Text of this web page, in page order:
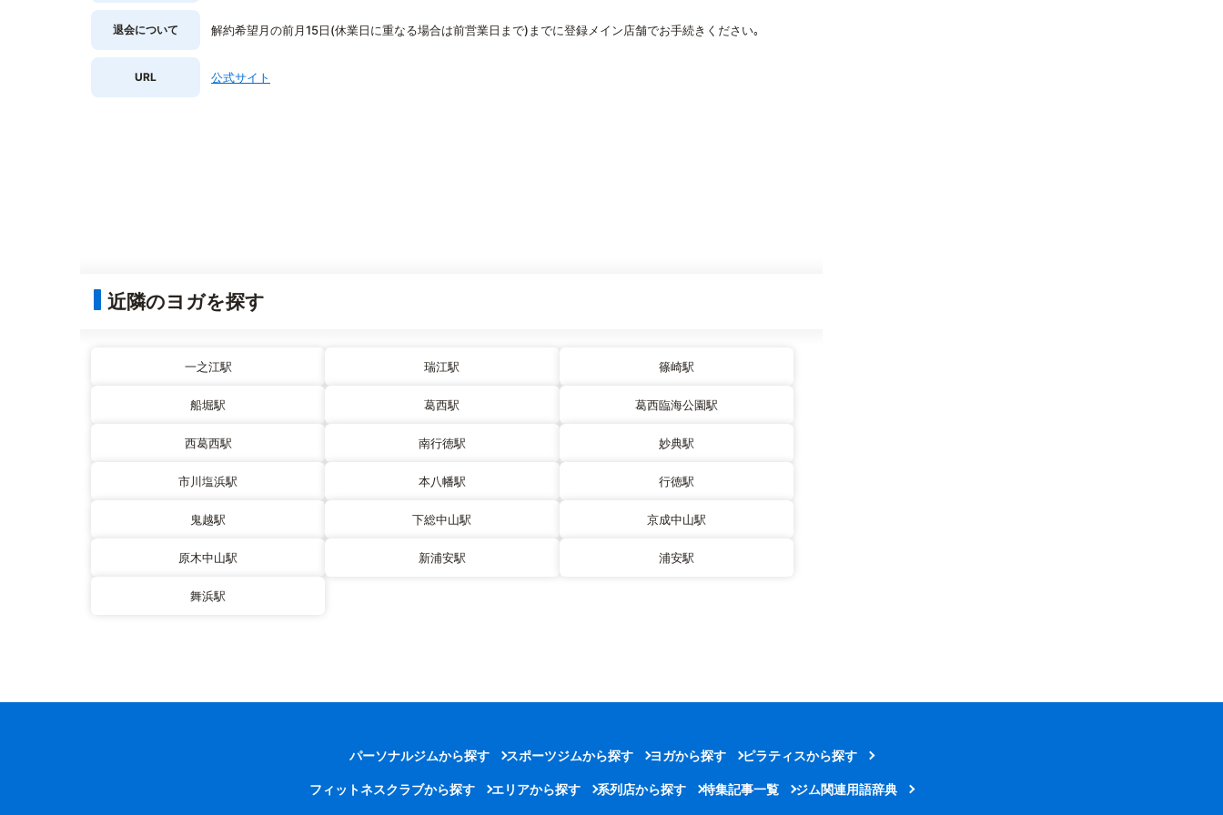
退会について 解約希望月の前月15日(休業日に重なる場合は前営業日まで)までに登録メイン店舗でお手続きください｡
URL 公式サイト
近隣のヨガを探す
一之江駅 瑞江駅 篠崎駅
船堀駅 葛西駅 葛西臨海公園駅
西葛西駅 南行徳駅 妙典駅
市川塩浜駅 本八幡駅 行徳駅
鬼越駅 下総中山駅 京成中山駅
原木中山駅 新浦安駅 浦安駅
舞浜駅
パーソナルジムから探す スポーツジムから探す ヨガから探す ピラティスから探す
フィットネスクラブから探す エリアから探す 系列店から探す 特集記事一覧 ジム関連用語辞典